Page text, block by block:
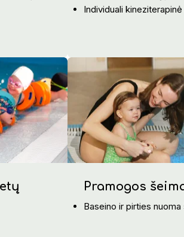
Individuali
Pramogos
Baseino ir pirties nuoma